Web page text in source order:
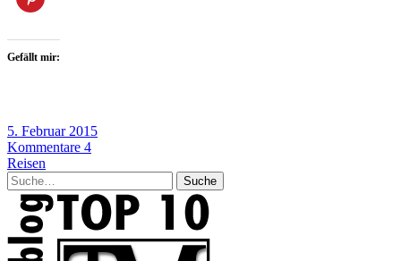
Gefällt mir:
5. Februar 2015
Kommentare 4
Reisen
Suche